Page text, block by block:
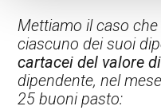
Mettiamo il caso che
ciascuno dei suoi
cartacei del valore
dipendente, nel
25 buoni pasto: